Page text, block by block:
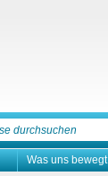
Was uns bewegt